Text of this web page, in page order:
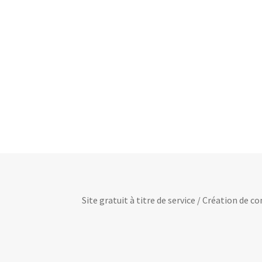
Site gratuit à titre de service / Création de